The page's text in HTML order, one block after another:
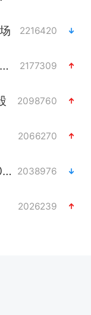
2216420
在太平洋海底开采稀土 2177309
2098760
2066270
宇树科技王兴兴身家有望超200亿元 2038976
2026239